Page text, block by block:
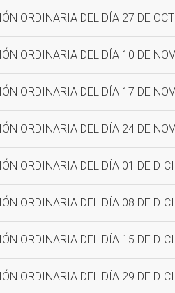
ORDINARIA DEL DÍA 27 DE
ORDINARIA DEL DÍA 10 DE
ORDINARIA DEL DÍA 17 DE
ORDINARIA DEL DÍA 24 DE
ORDINARIA DEL DÍA 01 DE
ORDINARIA DEL DÍA 08 DE
ORDINARIA DEL DÍA 15 DE
ORDINARIA DEL DÍA 29 DE